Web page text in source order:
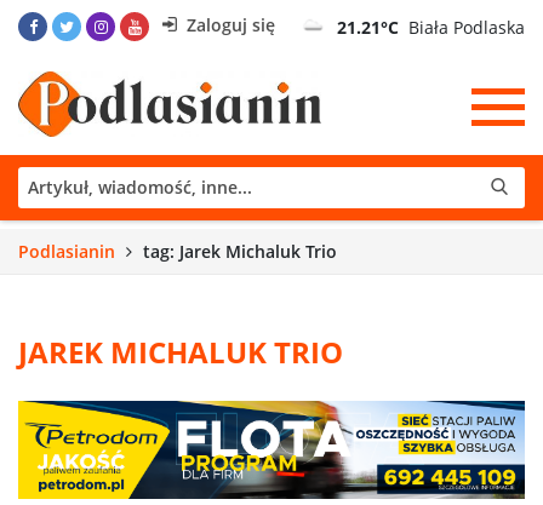
Zaloguj się 21.21°C Biała Podlaska
Podlasianin tag: Jarek Michaluk Trio
JAREK MICHALUK TRIO